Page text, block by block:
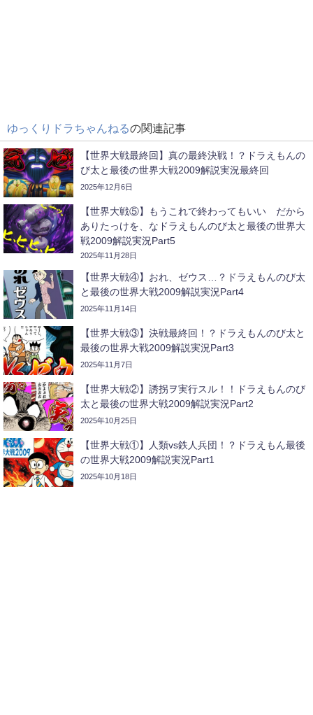
ゆっくりドラちゃんねるの関連記事
【世界大戦最終回】真の最終決戦！？ドラえもんの
び太と最後の世界大戦2009解説実況最終回
2025年12月6日
【世界大戦⑤】もうこれで終わってもいい だから
ありたっけを、なドラえもんのび太と最後の世界大
戦2009解説実況Part5
2025年11月28日
【世界大戦④】おれ、ゼウス…？ドラえもんのび太
と最後の世界大戦2009解説実況Part4
2025年11月14日
【世界大戦③】決戦最終回！？ドラえもんのび太と
最後の世界大戦2009解説実況Part3
2025年11月7日
【世界大戦②】誘拐ヲ実行スル！！ドラえもんのび
太と最後の世界大戦2009解説実況Part2
2025年10月25日
【世界大戦①】人類vs鉄人兵団！？ドラえもん最後
の世界大戦2009解説実況Part1
2025年10月18日